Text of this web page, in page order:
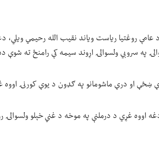
په سروبي ولسوالۍ اړوند سیمه کې رامنځ ته شوې
ښځې او درې ماشومانو په ګډون د یوې کورنۍ
اووه غړي د درملنې په موخه د غني خېلو ولسوالۍ